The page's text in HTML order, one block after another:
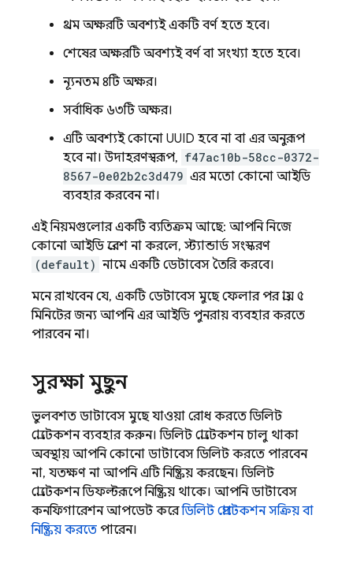
প্রথম অক্ষরটি অবশ্যই একটি বর্ণ হতে হবে।
শেষের অক্ষরটি অবশ্যই বর্ণ বা সংখ্যা হতে হবে।
ন্যূনতম ৪টি অক্ষর।
সর্বাধিক ৬৩টি অক্ষর।
এটি অবশ্যই কোনো UUID হবে না বা এর অনুরূপ
হবে না। উদাহরণস্বরূপ, f47ac10b-58cc-0372-
8567-0e02b2c3d479 এর মতো কোনো আইডি
ব্যবহার করবেন না।
এই নিয়মগুলোর একটি ব্যতিক্রম আছে: আপনি নিজে
কোনো আইডি প্রবেশ না করলে, স্ট্যান্ডার্ড সংস্করণ
(default) নামে একটি ডেটাবেস তৈরি করবে।
মনে রাখবেন যে, একটি ডেটাবেস মুছে ফেলার পর প্রায় ৫
মিনিটের জন্য আপনি এর আইডি পুনরায় ব্যবহার করতে
পারবেন না।
সুরক্ষা মুছুন
ভুলবশত ডাটাবেস মুছে যাওয়া রোধ করতে ডিলিট
প্রোটেকশন ব্যবহার করুন। ডিলিট প্রোটেকশন চালু থাকা
অবস্থায় আপনি কোনো ডাটাবেস ডিলিট করতে পারবেন
না, যতক্ষণ না আপনি এটি নিষ্ক্রিয় করছেন। ডিলিট
প্রোটেকশন ডিফল্টরূপে নিষ্ক্রিয় থাকে। আপনি ডাটাবেস
কনফিগারেশন আপডেট করেডিলিট প্রোটেকশন সক্রিয় বা
নিষ্ক্রিয় করতে পারেন।